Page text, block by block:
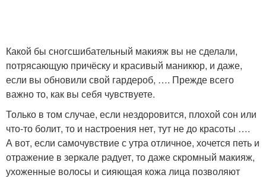
Какой бы сногсшибательный макияж вы не сделали,
потрясающую причёску и красивый маникюр, и даже,
если вы обновили свой гардероб, …. Прежде всего
важно то, как вы себя чувствуете.
Только в том случае, если нездоровится, плохой сон или
что-то болит, то и настроения нет, тут не до красоты ….
А вот, если самочувствие с утра отличное, хочется петь и
отражение в зеркале радует, то даже скромный макияж,
ухоженные волосы и сияющая кожа лица позволяют